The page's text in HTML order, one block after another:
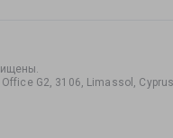
.
G2, 3106, Limassol,